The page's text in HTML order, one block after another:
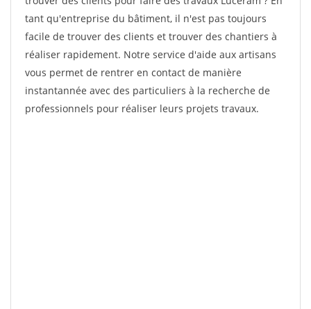
tant qu'entreprise du bâtiment, il n'est pas toujours
facile de trouver des clients et trouver des chantiers à
réaliser rapidement. Notre service d'aide aux artisans
vous permet de rentrer en contact de manière
instantannée avec des particuliers à la recherche de
professionnels pour réaliser leurs projets travaux.